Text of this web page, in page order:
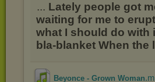
... Lately people got
waiting for me to
what I should do with
bla-blanket When the
Beyonce - Grown Woman